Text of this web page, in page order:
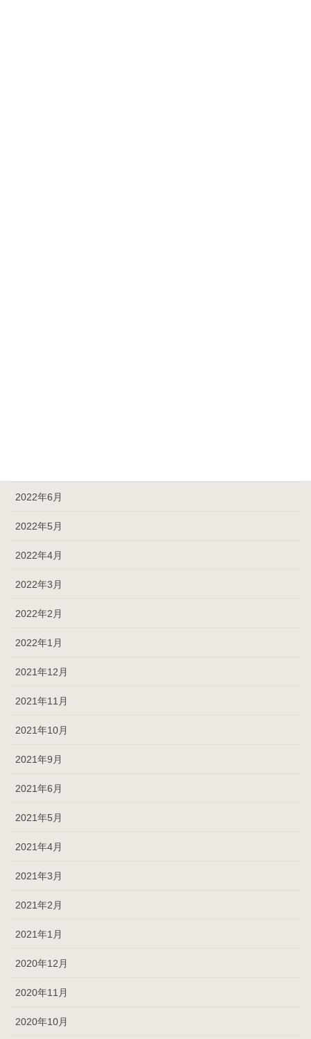
2022年6月
2022年5月
2022年4月
2022年3月
2022年2月
2022年1月
2021年12月
2021年11月
2021年10月
2021年9月
2021年6月
2021年5月
2021年4月
2021年3月
2021年2月
2021年1月
2020年12月
2020年11月
2020年10月